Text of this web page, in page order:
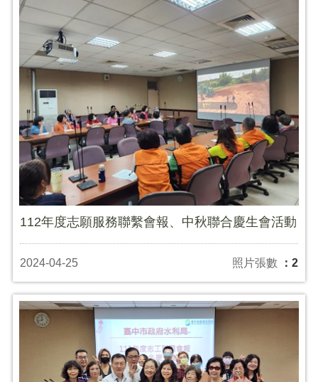
112年度志願服務聯繫會報、中秋聯合慶生會活動
2024-04-25 照片張數 ：2